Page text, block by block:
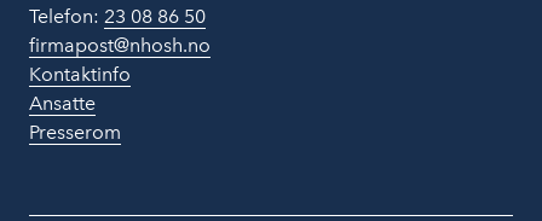
Telefon: 23 08 86 50
firmapost@nhosh.no
Kontaktinfo
Ansatte
Presserom